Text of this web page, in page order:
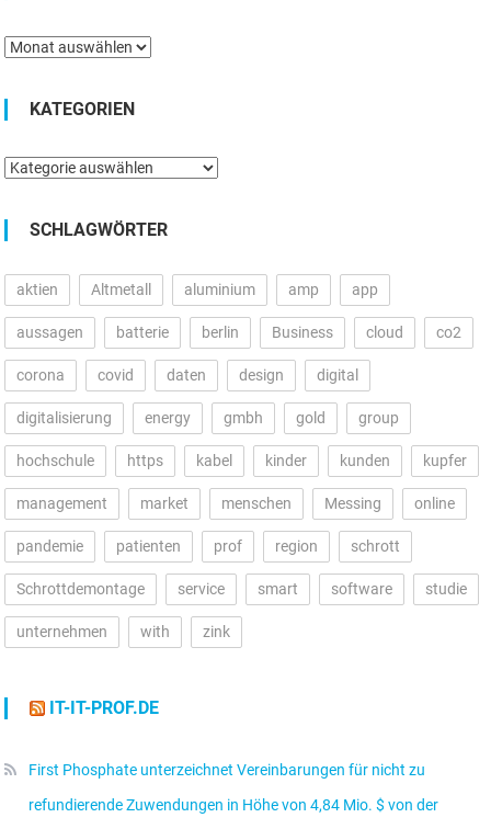
Archiv
KATEGORIEN
Kategorien
SCHLAGWÖRTER
aktien Altmetall aluminium amp app
aussagen batterie berlin Business cloud co2
corona covid daten design digital
digitalisierung energy gmbh gold group
hochschule https kabel kinder kunden kupfer
management market menschen Messing online
pandemie patienten prof region schrott
Schrottdemontage service smart software studie
unternehmen with zink
IT-IT-PROF.DE
First Phosphate unterzeichnet Vereinbarungen für nicht zu
refundierende Zuwendungen in Höhe von 4,84 Mio. $ von der